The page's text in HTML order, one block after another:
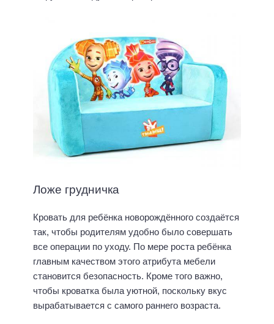
Ложе грудничка
Кровать для ребёнка новорождённого создаётся
так, чтобы родителям удобно было совершать
все операции по уходу. По мере роста ребёнка
главным качеством этого атрибута мебели
становится безопасность. Кроме того важно,
чтобы кроватка была уютной, поскольку вкус
вырабатывается с самого раннего возраста.